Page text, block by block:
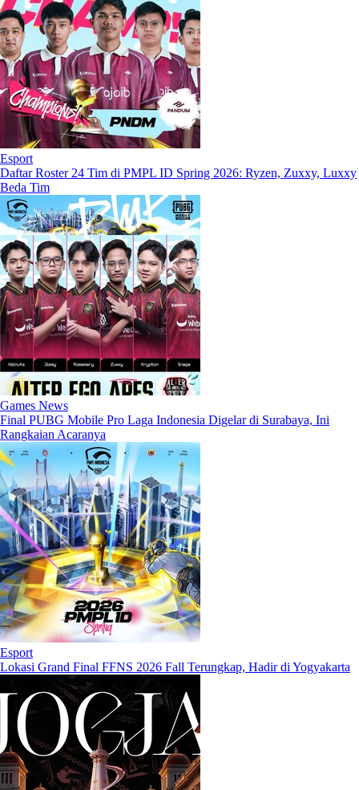
Esport
Daftar Roster 24 Tim di PMPL ID Spring 2026: Ryzen, Zuxxy, Luxxy
Beda Tim
Games News
Final PUBG Mobile Pro Laga Indonesia Digelar di Surabaya, Ini
Rangkaian Acaranya
Esport
Lokasi Grand Final FFNS 2026 Fall Terungkap, Hadir di Yogyakarta